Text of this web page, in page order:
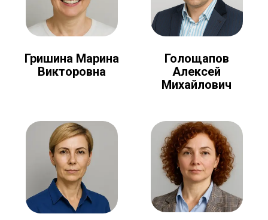
Гришина Марина
Викторовна
Голощапов
Алексей
Михайлович